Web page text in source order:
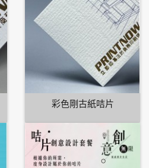
彩色剛古紙咭片